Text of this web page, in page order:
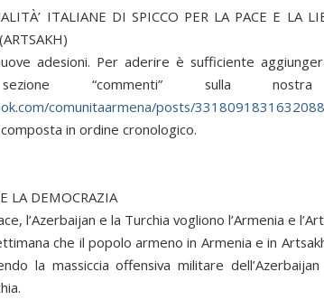
ITALIANE DI SPICCO PER LA PACE E LA
adesioni. Per aderire è sufficiente
“commenti” sulla nostra
comunitaarmena/posts/3318091831632088
in ordine cronologico.
LA DEMOCRAZIA
l’Azerbaijan e la Turchia vogliono l’Armenia e
che il popolo armeno in Armenia e in
la massiccia offensiva militare